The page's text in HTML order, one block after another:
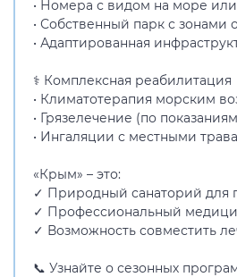
• Номера с видом на море
• Собственный парк с зонами
• Адаптированная
⚕️ Комплексная реабилитация
• Климатотерапия морским
• Грязелечение (по
• Ингаляции с местными
«Крым» – это:
✓ Природный санаторий для
✓ Профессиональный
✓ Возможность совместить
📞 Узнайте о сезонных